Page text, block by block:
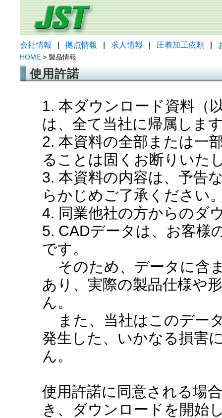
会社情報 拠点情報 求人情報 圧着加工依頼
HOME > 製品情報
使用許諾
1. 本ダウンロード資料（
は、全て当社に帰属しま
2. 本資料の全部または一
ることは固くお断りいた
3. 本資料の内容は、予告
らかじめご了承ください
4. 同業他社の方からのダ
5. CADデータは、お客様
です。
そのため、データに含
あり、実際の製品仕様や
ん。
また、当社はこのデー
発生した、いかなる損害
ん。
使用許諾に同意される場
き、ダウンロードを開始